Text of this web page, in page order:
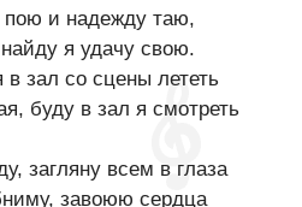
пою и надежду таю,
я удачу свою.
в зал со сцены лететь
буду в зал я смотреть
загляну всем в глаза
завоюю сердца